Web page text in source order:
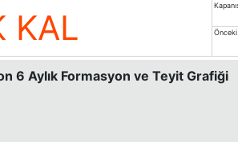
KAL Önceki
6 Aylık Formasyon ve Teyit Grafiği